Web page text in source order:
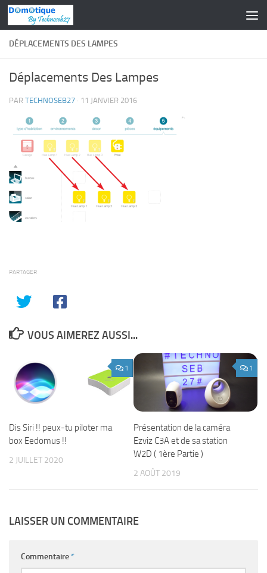
Skip to content
DÉPLACEMENTS DES LAMPES
Déplacements Des Lampes
PAR TECHNOSEB27 · 11 JANVIER 2016
PARTAGER
VOUS AIMEREZ AUSSI...
1
Dis Siri !! peux-tu piloter ma
box Eedomus !!
2 JUILLET 2020
1
Présentation de la caméra
Ezviz C3A et de sa station
W2D ( 1ère Partie )
2 AOÛT 2019
LAISSER UN COMMENTAIRE
Commentaire*